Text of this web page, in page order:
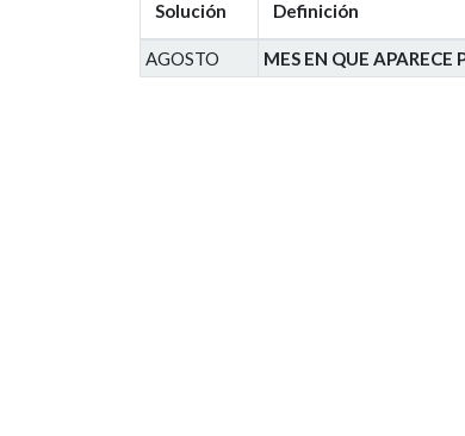
Solución Definición
AGOSTO MES EN QUE APARECE